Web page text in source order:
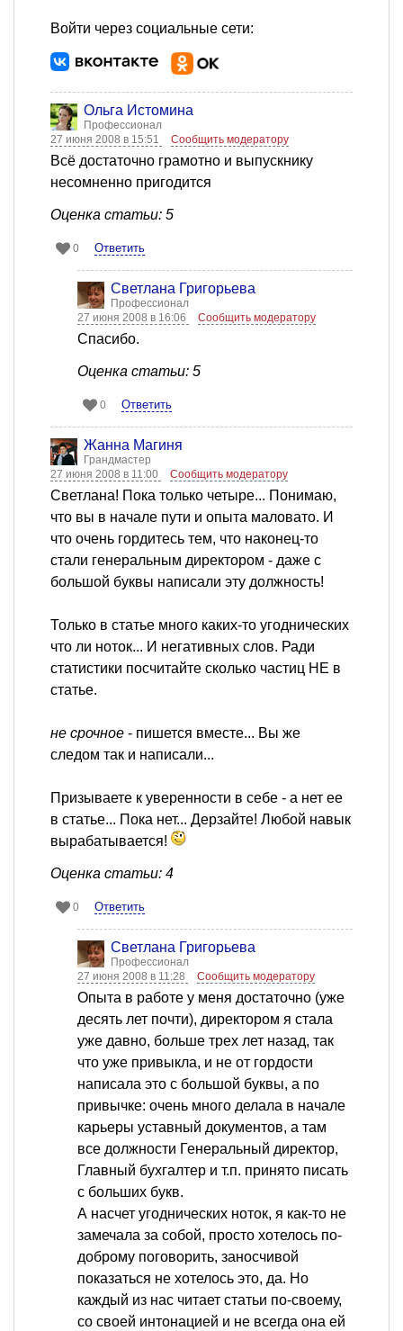
Войти через социальные сети:
Ольга Истомина
Профессионал
27 июня 2008 в 15:51
Сообщить модератору
Всё достаточно грамотно и выпускнику
несомненно пригодится
Оценка статьи: 5
0 Ответить
Светлана Григорьева
Профессионал
27 июня 2008 в 16:06
Сообщить модератору
Спасибо.
Оценка статьи: 5
0 Ответить
Жанна Магиня
Грандмастер
27 июня 2008 в 11:00
Сообщить модератору
Светлана! Пока только четыре... Понимаю,
что вы в начале пути и опыта маловато. И
что очень гордитесь тем, что наконец-то
стали генеральным директором - даже с
большой буквы написали эту должность!
Только в статье много каких-то угоднических
что ли ноток... И негативных слов. Ради
статистики посчитайте сколько частиц НЕ в
статье.
не срочное - пишется вместе... Вы же
следом так и написали...
Призываете к уверенности в себе - а нет ее
в статье... Пока нет... Дерзайте! Любой навык
вырабатывается!
Оценка статьи: 4
0 Ответить
Светлана Григорьева
Профессионал
27 июня 2008 в 11:28
Сообщить модератору
Опыта в работе у меня достаточно (уже
десять лет почти), директором я стала
уже давно, больше трех лет назад, так
что уже привыкла, и не от гордости
написала это с большой буквы, а по
привычке: очень много делала в начале
карьеры уставный документов, а там
все должности Генеральный директор,
Главный бухгалтер и т.п. принято писать
с больших букв.
А насчет угоднических ноток, я как-то не
замечала за собой, просто хотелось по-
доброму поговорить, заносчивой
показаться не хотелось это, да. Но
каждый из нас читает статьи по-своему,
со своей интонацией и не всегда она ей